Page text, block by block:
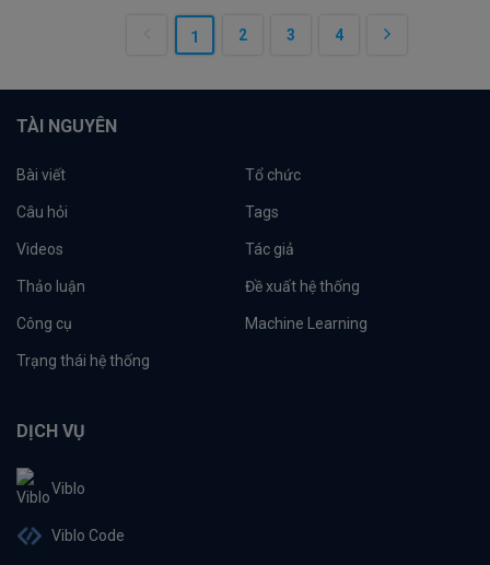
1 2 3 4
TÀI NGUYÊN
Bài viết Tổ chức
Câu hỏi Tags
Videos Tác giả
Thảo luận Đề xuất hệ thống
Công cụ Machine Learning
Trạng thái hệ thống
DỊCH VỤ
Viblo
Viblo Code